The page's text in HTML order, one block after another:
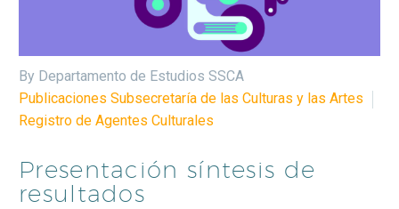
By Departamento de Estudios SSCA
Publicaciones Subsecretaría de las Culturas y las Artes
Registro de Agentes Culturales
Presentación síntesis de
resultados